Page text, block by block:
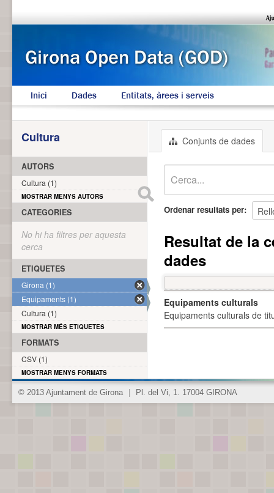
Inici Dades Entitats, àrees i serveis
Conjunts de dades
Ordenar resultats per
Resultat de la
dades
Equipaments culturals
Equipaments culturals de
Cultura
AUTORS
Cultura (1)
MOSTRAR MENYS AUTORS
CATEGORIES
No hi ha filtres per aquesta
cerca
ETIQUETES
Girona (1)
Equipaments (1)
Cultura (1)
MOSTRAR MÉS ETIQUETES
FORMATS
CSV (1)
MOSTRAR MENYS FORMATS
© 2013 Ajuntament de Girona Pl. del Vi, 1. 17004 GIRONA